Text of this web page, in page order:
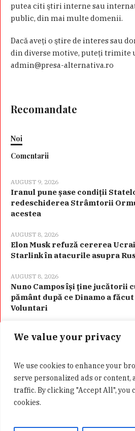
We value your privacy
We use cookies to enhance your
serve personalized ads or content,
traffic. By clicking "Accept All", you
cookies.
putea citi ştiri interne sau
public, din mai multe domenii.
Dacă aveţi o ştire de interes sau
din diverse motive, puteţi trimite
admin@presa-alternativa.ro
Recomandate
Noi
Comentarii
AUGUST 9, 2026
Iranul pune șase condiții
redeschiderea Strâmtorii
acestea
AUGUST 8, 2026
Elon Musk refuză cererea
Starlink în atacurile asupra
AUGUST 8, 2026
Nuno Campos își ține jucătorii
pământ după ce Dinamo a
Voluntari
Categorii
Acasă